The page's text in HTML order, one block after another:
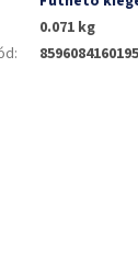
0.071 kg
: 8596084160195